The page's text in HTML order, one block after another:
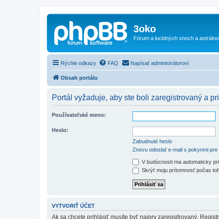
3oko
Fórum a lucidných snoch a
Rýchle odkazy FAQ Napísať administrátorovi
Obsah portálu
Portál vyžaduje, aby ste boli zaregistrovaný a
Používateľské meno:
Heslo:
Zabudnuté heslo
Znovu odoslať e-mail s pokynmi
V budúcnosti ma automaticky
Skrýť moju prítomnosť počas
VYTVORIŤ ÚČET
Ak sa chcete prihlásiť musíte byť najprv zaregsitrovaný.